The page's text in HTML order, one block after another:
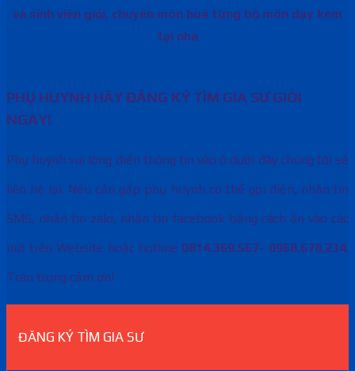
và sinh viên giỏi, chuyên môn hoá từng bộ môn dạy kèm
tại nhà
PHỤ HUYNH HÃY ĐĂNG KÝ TÌM GIA SƯ GIỎI
NGAY!
Phụ huynh vui lòng điền thông tin vào ô dưới đây chúng tôi sẽ
liên hệ lại. Nếu cần gấp phụ huynh có thể gọi điện, nhắn tin
SMS, nhắn tin zalo, nhắn tin facebook bằng cách ấn vào các
nút trên Website hoặc hotline 0814.369.567- 0968.678.234.
Trân trọng cảm ơn!
ĐĂNG KÝ TÌM GIA SƯ